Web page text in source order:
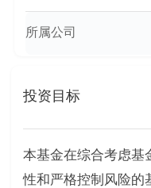
所属公司
投资目标
本基金在综合考虑基
性和严格控制风险的